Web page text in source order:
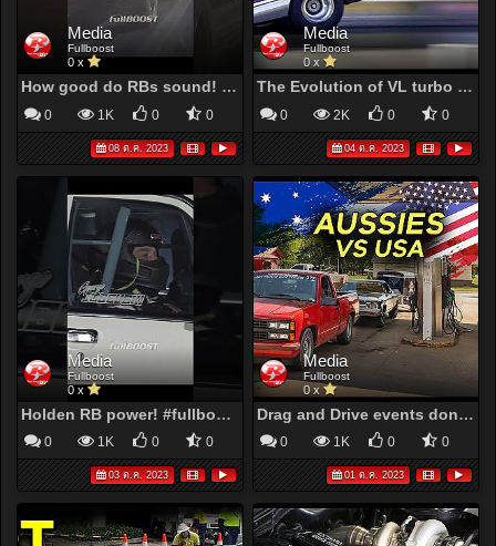
Media
Fullboost
0 x
How good do RBs sound! #fullboost #nissangtr #number1
0 1K 0 0
08 ต.ค. 2023
Media
Fullboost
0 x
The Evolution of VL turbo Performance from the 90s to now! | fullBOOST
0 2K 0 0
04 ต.ค. 2023
Media
Fullboost
0 x
Holden RB power! #fullboost #vlturbo #rb30 #holdencommodore
0 1K 0 0
03 ต.ค. 2023
Media
Fullboost
0 x
Drag and Drive events don't always go to plan - Aussie Silverado takes on RMRW
0 1K 0 0
01 ต.ค. 2023